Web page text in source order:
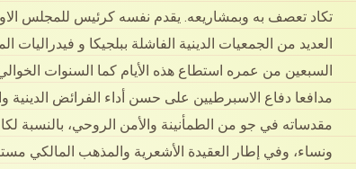
تكاد تعصف به وبمشاريعه. يقدم نفسه كرئيس للمجلس
العديد من الجمعيات الدينية الفاشلة ببلجيكا و
السبعين من عمره استطاع هذه الأيام كما السنوات
مدافعا دفاع الاسبرطيين على حسن أداء الفرائض الدينية
مقدساته في جو من الطمأنينة والأمن الروحي، بالنسبة
ونساء، وفي إطار العقيدة الأشعرية والمذهب المالكي
سبتة أمام موجة هجرة غير مسبوقة… أزمة
إنسانية تتجاوز الحسابات…